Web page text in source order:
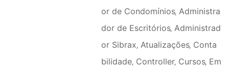
or de Condomínios‚ Administra
dor de Escritórios‚ Administrad
or Sibrax‚ Atualizações‚ Conta
bilidade‚ Controller‚ Cursos‚ Em